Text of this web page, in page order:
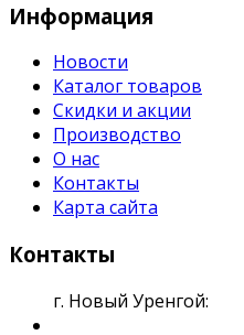
Информация
Новости
Каталог товаров
Скидки и акции
Производство
О нас
Контакты
Карта сайта
Контакты
г. Новый Уренгой: